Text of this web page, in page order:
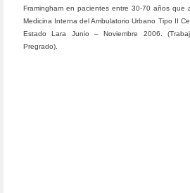
Framingham en pacientes entre 30-70 años que
Medicina Interna del Ambulatorio Urbano Tipo II
Estado Lara Junio – Noviembre 2006.
Pregrado).